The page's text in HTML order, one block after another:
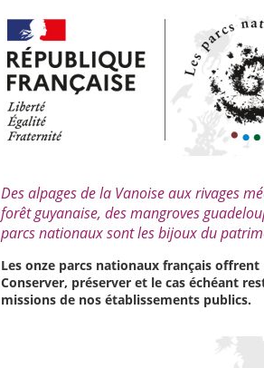
Des alpages de la Vanoise aux rivages
forêt guyanaise, des mangroves
parcs nationaux sont les bijoux du
Les onze parcs nationaux français
Conserver, préserver et le cas échéant
missions de nos établissements publics.